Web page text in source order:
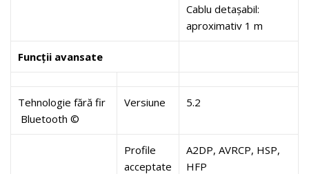
Cablu detașabil:
aproximativ 1 m
Funcții avansate
Tehnologie fără fir
Bluetooth ©
Versiune 5.2
Profile
acceptate
A2DP, AVRCP, HSP,
HFP